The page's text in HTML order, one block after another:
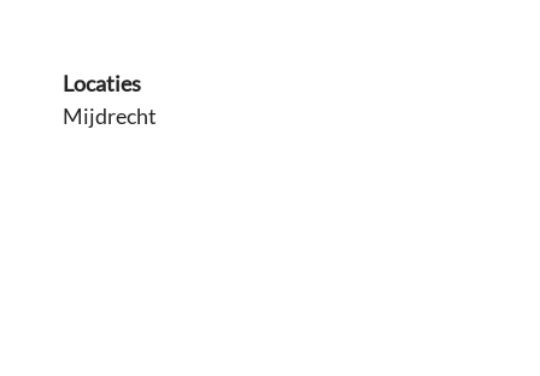
Locaties
Mijdrecht